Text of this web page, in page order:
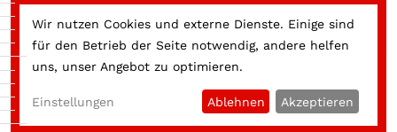
BKL SÜD
München, Ingolstadt, Rosenheim
Wir nutzen Cookies und externe Dienste. Einige sind
für den Betrieb der Seite notwendig, andere helfen
uns, unser Angebot zu optimieren.
Einstellungen Ablehnen Akzeptieren